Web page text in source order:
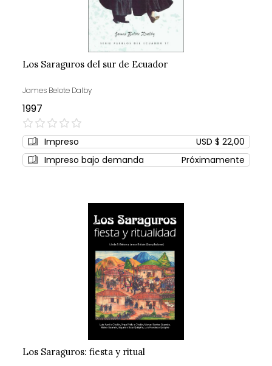
Los Saraguros del sur de Ecuador
James Belote Dalby
1997
0%
Impreso
USD $ 22,00
Impreso bajo demanda
Próximamente
Los Saraguros: fiesta y ritual